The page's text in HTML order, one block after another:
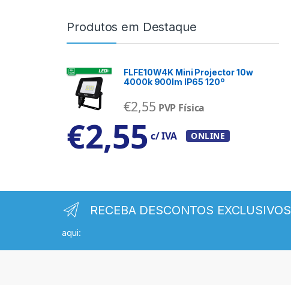
Produtos em Destaque
FLFE10W4K Mini Projector 10w
4000k 900lm IP65 120º
€2,55 PVP Física
€2,55 c/ IVA ONLINE
RECEBA DESCONTOS EXCLUSIVOS
aqui: